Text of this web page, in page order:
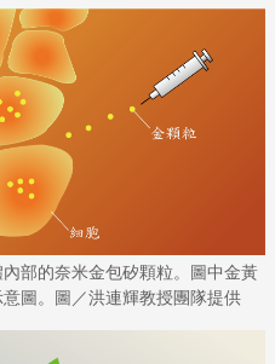
此，若能加入其他方式對
，便能達到更好的治療成
學藥物治療。